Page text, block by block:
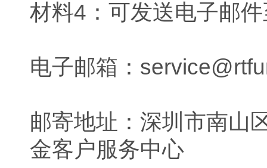
材料4：可发送电子邮
电子邮箱：
邮寄地址：深圳市南山
金客户服务中心